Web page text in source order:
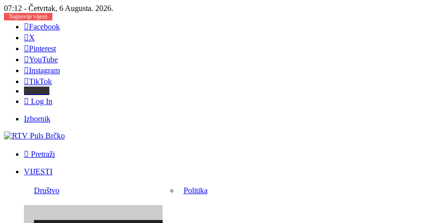
07:12 - Četvrtak, 6 Augusta. 2026.
Najnovije vijesti
Facebook
X
Pinterest
YouTube
Instagram
TikTok
Log In
Izbornik
Pretraži
VIJESTI
Društvo Politika